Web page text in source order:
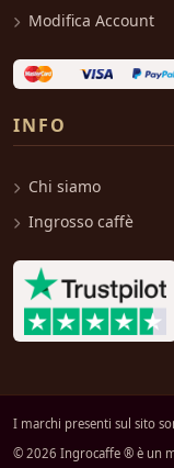
Modifica Account
INFO
Chi siamo
Ingrosso caffè
I marchi presenti sul sito
© 2026 Ingrocaffe ® è un